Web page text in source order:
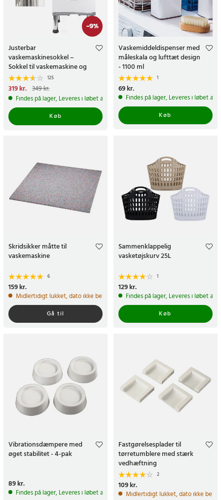
-9%
Justerbar
vaskemaskinesokkel –
Sokkel til vaskemaskine og
tørretumbler 125
Nuværende pris
319 kr.Tidligere pris:349 kr.
319 kr. 349 kr.
Findes på lager, Leveres i løbet af 1-2 hverdage
Køb
Vaskemiddeldispenser med
måleskala og lufttæt design
- 1100 ml
1
Pris:69 kr.
69 kr.
Findes på lager, Leveres i løbet af
Køb
Skridsikker måtte til
vaskemaskine
6
Pris:159 kr.
159 kr.
Midlertidigt lukket, dato ikke bekræftet
Gå til
Sammenklappelig
vasketøjskurv 25L
1
Pris:129 kr.
129 kr.
Findes på lager, Leveres i løbet af
Køb
Vibrationsdæmpere med
øget stabilitet - 4-pak
Pris:89 kr.
89 kr.
Findes på lager, Leveres i løbet af 1-2 hverdage
Fastgørelsesplader til
tørretumblere med stærk
vedhæftning
2
Pris:109 kr.
109 kr.
Midlertidigt lukket, dato ikke